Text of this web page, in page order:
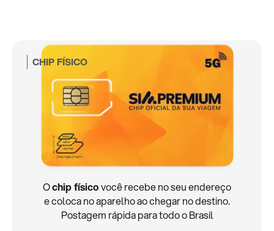
CHIP FÍSICO
Ochip físicovocê recebe no seu endereço
e coloca no aparelho ao chegar no destino.
Postagem rápida para todo o Brasil